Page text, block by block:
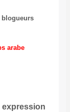
blogueurs
arabe
expression